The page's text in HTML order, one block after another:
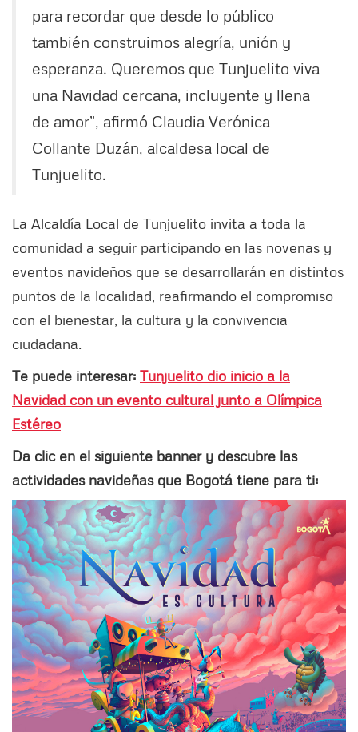
para recordar que desde lo público
también construimos alegría, unión y
esperanza. Queremos que Tunjuelito viva
una Navidad cercana, incluyente y llena
de amor”, afirmó Claudia Verónica
Collante Duzán, alcaldesa local de
Tunjuelito.
La Alcaldía Local de Tunjuelito invita a toda la
comunidad a seguir participando en las novenas y
eventos navideños que se desarrollarán en distintos
puntos de la localidad, reafirmando el compromiso
con el bienestar, la cultura y la convivencia
ciudadana.
Te puede interesar: Tunjuelito dio inicio a la
Navidad con un evento cultural junto a Olímpica
Estéreo
Da clic en el siguiente banner y descubre las
actividades navideñas que Bogotá tiene para ti: